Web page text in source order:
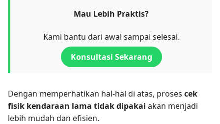
Mau Lebih Praktis?
Kami bantu dari awal sampai selesai.
Konsultasi Sekarang
Dengan memperhatikan hal-hal di atas, proses cek
fisik kendaraan lama tidak dipakai akan menjadi
lebih mudah dan efisien.